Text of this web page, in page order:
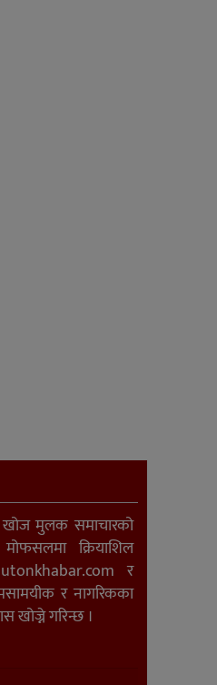
मुलक समाचारको
क्रियाशिल
र
र नागरिकका
खोज्ने गरिन्छ ।